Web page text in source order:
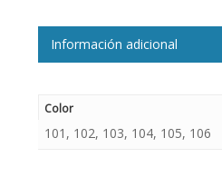
Información adicional
Color
101, 102, 103, 104, 105, 106